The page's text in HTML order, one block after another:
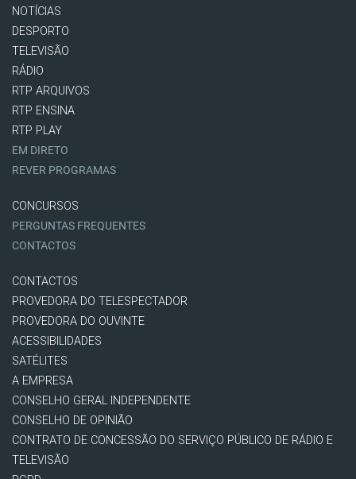
NOTÍCIAS
DESPORTO
TELEVISÃO
RÁDIO
RTP ARQUIVOS
RTP ENSINA
RTP PLAY
EM DIRETO
REVER PROGRAMAS
CONCURSOS
PERGUNTAS FREQUENTES
CONTACTOS
CONTACTOS
PROVEDORA DO TELESPECTADOR
PROVEDORA DO OUVINTE
ACESSIBILIDADES
SATÉLITES
A EMPRESA
CONSELHO GERAL INDEPENDENTE
CONSELHO DE OPINIÃO
CONTRATO DE CONCESSÃO DO SERVIÇO PÚBLICO DE RÁDIO E
TELEVISÃO